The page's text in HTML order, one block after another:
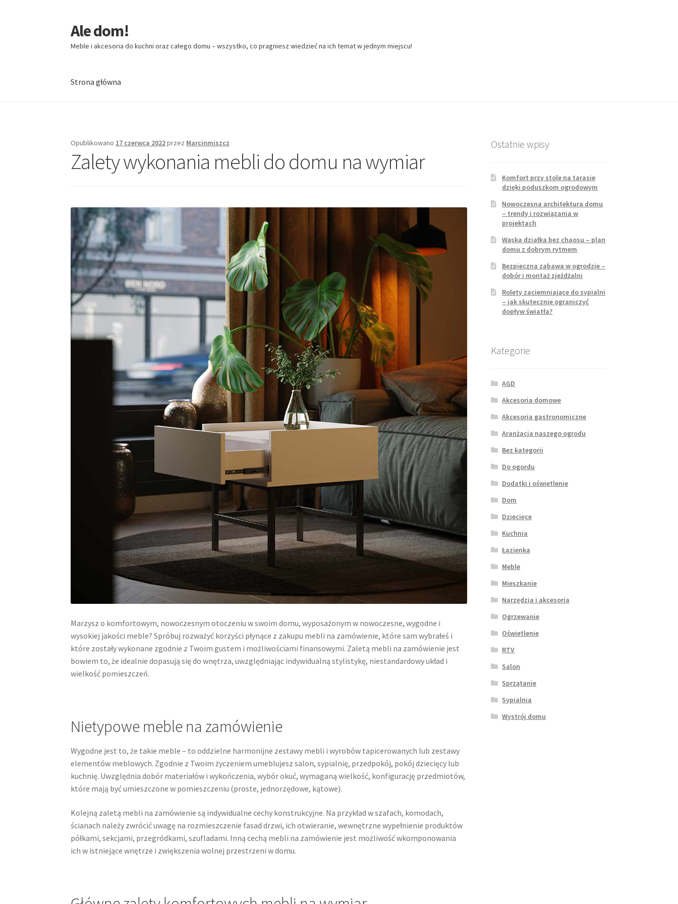
Przejdź
do
nawigacji
Przejdź
do
treści
Ale dom!
Meble i akcesoria do kuchni oraz całego domu – wszystko, co pragniesz wiedzieć na ich temat w jednym miejscu!
Strona główna
Opublikowano 17 czerwca 2022przez Marcinmiszcz
Zalety wykonania mebli do domu na wymiar
Marzysz o komfortowym, nowoczesnym otoczeniu w swoim domu, wyposażonym w nowoczesne, wygodne i
wysokiej jakości meble? Spróbuj rozważyć korzyści płynące z zakupu mebli na zamówienie, które sam wybrałeś i
które zostały wykonane zgodnie z Twoim gustem i możliwościami finansowymi. Zaletą mebli na zamówienie jest
bowiem to, że idealnie dopasują się do wnętrza, uwzględniając indywidualną stylistykę, niestandardowy układ i
wielkość pomieszczeń.
Nietypowe meble na zamówienie
Wygodne jest to, że takie meble – to oddzielne harmonijne zestawy mebli i wyrobów tapicerowanych lub zestawy
elementów meblowych. Zgodnie z Twoim życzeniem umeblujesz salon, sypialnię, przedpokój, pokój dziecięcy lub
kuchnię. Uwzględnia dobór materiałów i wykończenia, wybór okuć, wymaganą wielkość, konfigurację przedmiotów,
które mają być umieszczone w pomieszczeniu (proste, jednorzędowe, kątowe).
Kolejną zaletą mebli na zamówienie są indywidualne cechy konstrukcyjne. Na przykład w szafach, komodach,
ścianach należy zwrócić uwagę na rozmieszczenie fasad drzwi, ich otwieranie, wewnętrzne wypełnienie produktów
półkami, sekcjami, przegródkami, szufladami. Inną cechą mebli na zamówienie jest możliwość wkomponowania
ich w istniejące wnętrze i zwiększenia wolnej przestrzeni w domu.
Ostatnie wpisy
Komfort przy stole na tarasie
dzięki poduszkom ogrodowym
Nowoczesna architektura domu
– trendy i rozwiązania w
projektach
Wąska działka bez chaosu – plan
domu z dobrym rytmem
Bezpieczna zabawa w ogrodzie –
dobór i montaż zjeżdżalni
Rolety zaciemniające do sypialni
– jak skutecznie ograniczyć
dopływ światła?
Kategorie
AGD
Akcesoria domowe
Akcesoria gastronomiczne
Aranżacja naszego ogrodu
Bez kategorii
Do ogordu
Dodatki i oświetlenie
Dom
Dziecięce
Kuchnia
Łazienka
Meble
Mieszkanie
Narzędzia i akcesoria
Ogrzewanie
Oświetlenie
RTV
Salon
Sprzątanie
Sypialnia
Wystrój domu